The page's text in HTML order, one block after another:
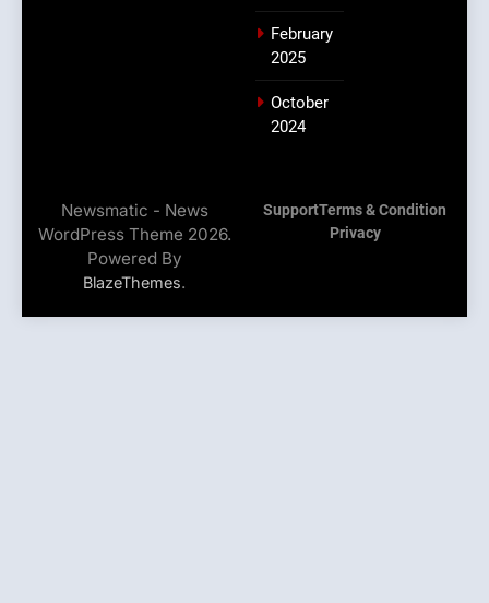
February
2025
October
2024
Newsmatic - News
WordPress Theme 2026.
Powered By
BlazeThemes.
SupportTerms & Condition
Privacy